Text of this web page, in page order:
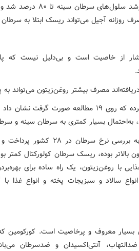
روزانه آجیل می‌تواند ریسک ابتلا به
از خاصیت است و بی‌دلیل نیست که پای
مصرف بیشتر روغن‌زیتون می‌تواند
یک بررسی گسترده که روی ۱۹ مطالعه صورت
به‌احتمال بسیار کمتری به سرطان سینه و
مطالعهٔ دیگری به بررسی
بالاتر بوده، ریسک سرطان کولورکتال
با روغن‌زیتون، یک راه ساده برای
سالاد و سبزیجات پخته و انواع غذا
بسیار معروف و پرخاصیت است.
آنتی‌اکسیدان و ضدسرطان